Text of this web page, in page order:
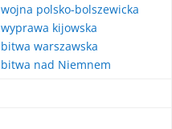
wojna polsko-bolszewicka
wyprawa kijowska
bitwa warszawska
bitwa nad Niemnem